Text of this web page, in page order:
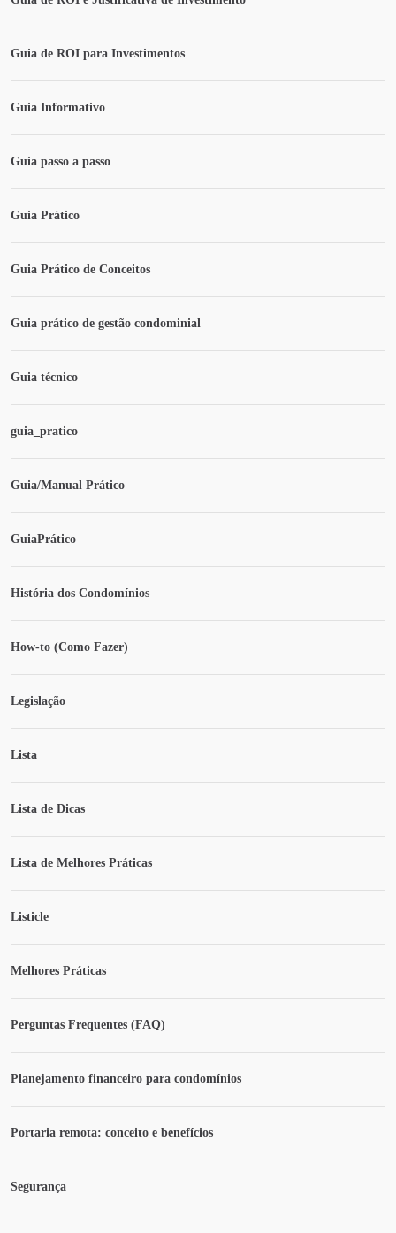
Guia de ROI para Investimentos
Guia Informativo
Guia passo a passo
Guia Prático
Guia Prático de Conceitos
Guia prático de gestão condominial
Guia técnico
guia_pratico
Guia/Manual Prático
GuiaPrático
História dos Condomínios
How-to (Como Fazer)
Legislação
Lista
Lista de Dicas
Lista de Melhores Práticas
Listicle
Melhores Práticas
Perguntas Frequentes (FAQ)
Planejamento financeiro para condomínios
Portaria remota: conceito e benefícios
Segurança